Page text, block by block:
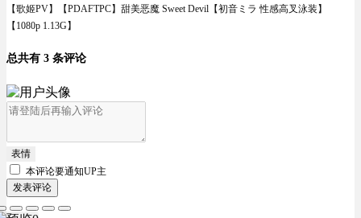
【歌姬PV】【PDAFTPC】甜美恶魔 Sweet Devil【初音ミラ 性感高叉泳装】
【1080p 1.13G】
总共有 3 条评论
表情
本评论要通知UP主
发表评论